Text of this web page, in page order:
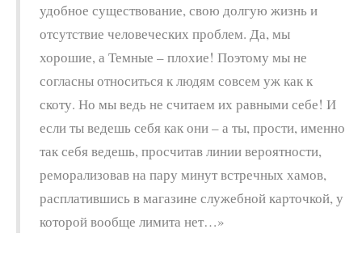
удобное существование, свою долгую жизнь и
отсутствие человеческих проблем. Да, мы
хорошие, а Темные – плохие! Поэтому мы не
согласны относиться к людям совсем уж как к
скоту. Но мы ведь не считаем их равными себе! И
если ты ведешь себя как они – а ты, прости, именно
так себя ведешь, просчитав линии вероятности,
реморализовав на пару минут встречных хамов,
расплатившись в магазине служебной карточкой, у
которой вообще лимита нет…»